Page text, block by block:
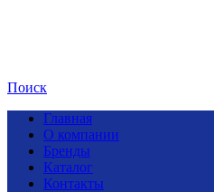
Поиск
Главная
О компании
Бренды
Каталог
Контакты